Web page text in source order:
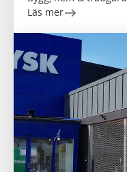
Läs mer